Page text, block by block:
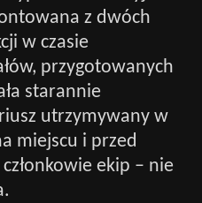
z dwóch
w czasie
przygotowanych
starannie
utrzymywany w
miejscu i przed
ekip – nie